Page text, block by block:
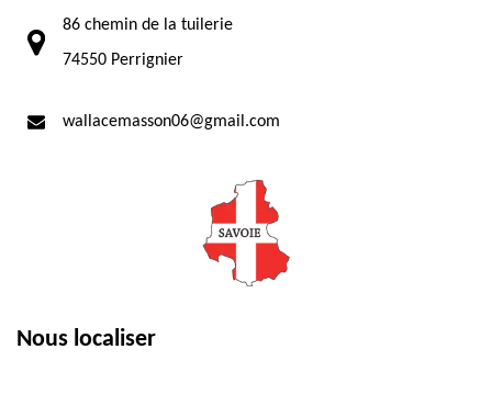
86 chemin de la tuilerie
74550 Perrignier
wallacemasson06@gmail.com
Nous localiser